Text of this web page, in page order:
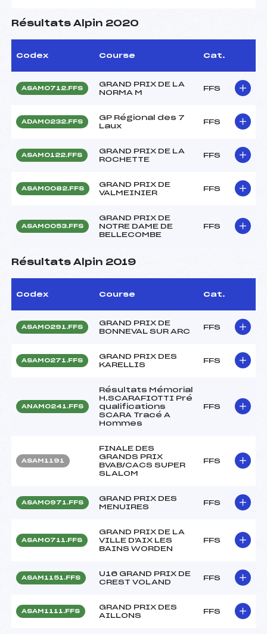
Résultats Alpin 2020
Codex Course Cat.
ASAM0712.FFS
GRAND PRIX DE LA
NORMA M
FFS
ADAM0232.FFS
GP Régional des 7
Laux
FFS
ASAM0122.FFS
GRAND PRIX DE LA
ROCHETTE
FFS
ASAM0082.FFS
GRAND PRIX DE
VALMEINIER
FFS
ASAM0053.FFS
GRAND PRIX DE
NOTRE DAME DE
BELLECOMBE
FFS
Résultats Alpin 2019
Codex Course Cat.
ASAM0291.FFS
GRAND PRIX DE
BONNEVAL SUR ARC
FFS
ASAM0271.FFS
GRAND PRIX DES
KARELLIS
FFS
ANAM0241.FFS
Résultats Mémorial
H.SCARAFIOTTI Pré
qualifications
SCARA Tracé A
Hommes
FFS
ASAM1191
FINALE DES
GRANDS PRIX
BVAB/CACS SUPER
SLALOM
FFS
ASAM0971.FFS
GRAND PRIX DES
MENUIRES
FFS
ASAM0711.FFS
GRAND PRIX DE LA
VILLE D'AIX LES
BAINS WORDEN
FFS
ASAM1151.FFS
U16 GRAND PRIX DE
CREST VOLAND
FFS
ASAM1111.FFS
GRAND PRIX DES
AILLONS
FFS